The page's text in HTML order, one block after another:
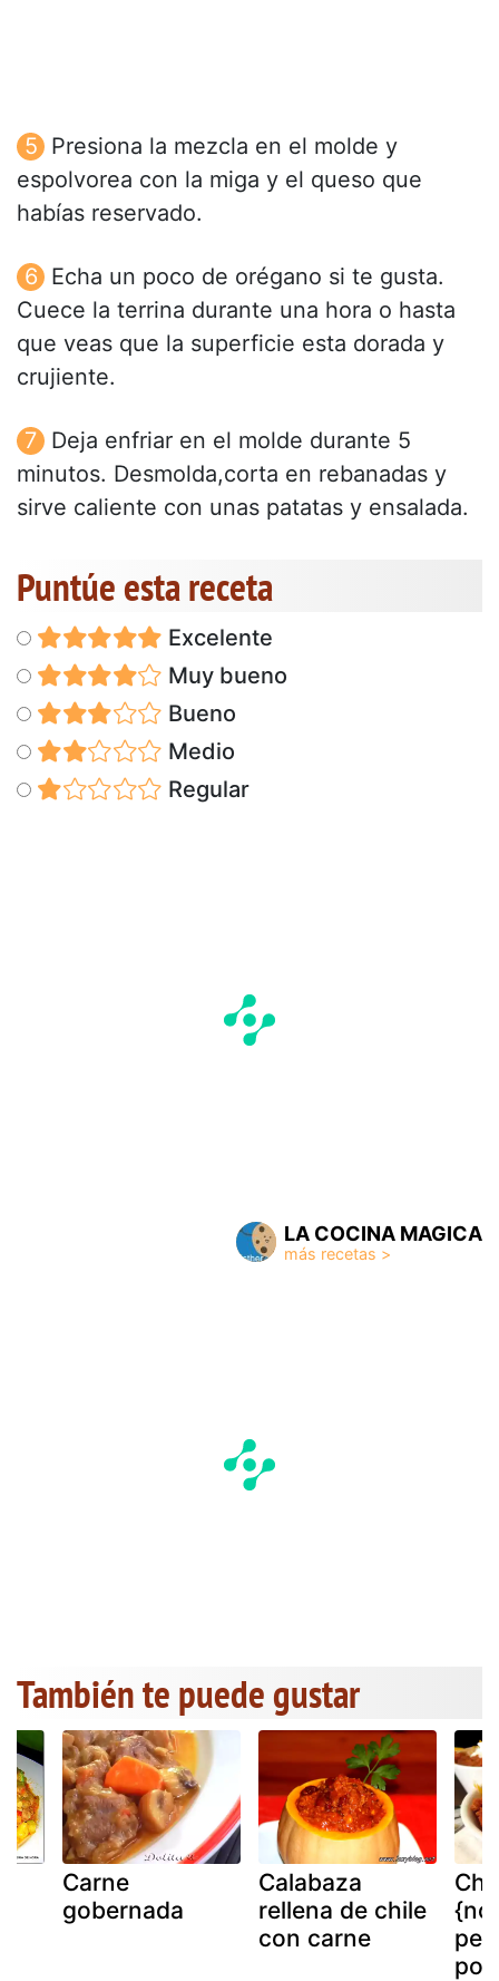
Presiona la mezcla en el molde y
espolvorea con la miga y el queso que
habías reservado.
Echa un poco de orégano si te gusta.
Cuece la terrina durante una hora o hasta
que veas que la superficie esta dorada y
crujiente.
Deja enfriar en el molde durante 5
minutos. Desmolda,corta en rebanadas y
sirve caliente con unas patatas y ensalada.
Puntúe esta receta
Excelente
Muy bueno
Bueno
Medio
Regular
LA COCINA MAGICA
También te puede gustar
Carne
gobernada
Calabaza
rellena de chile
con carne
{no